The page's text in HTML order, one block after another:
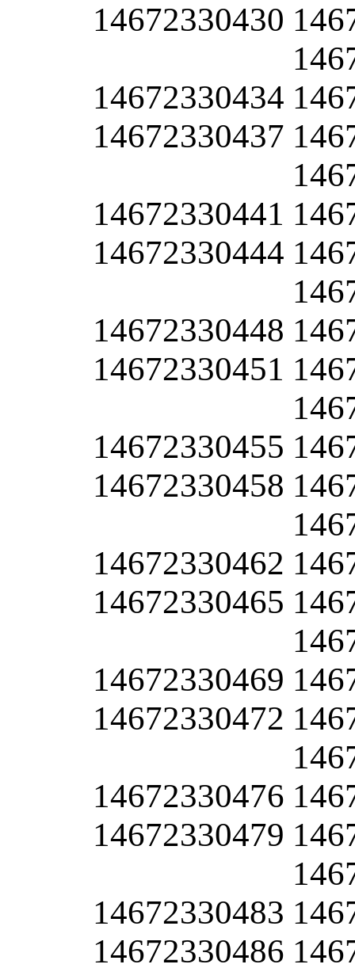
14672330430
14672330434
14672330437
14672330441
14672330444
14672330448
14672330451
14672330455
14672330458
14672330462
14672330465
14672330469
14672330472
14672330476
14672330479
14672330483
14672330486